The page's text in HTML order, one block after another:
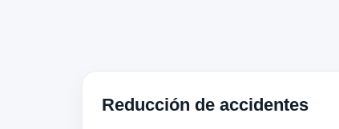
Reducción de accidentes